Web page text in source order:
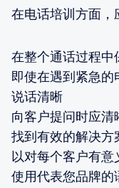
在电话培训方面，
在整个通话过程中
即使在遇到紧急的
说话清晰
向客户提问时应
找到有效的解决方
以对每个客户有意
使用代表您品牌的